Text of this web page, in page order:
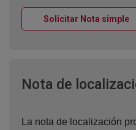
Solicitar Nota simple
Nota de
La nota de localización